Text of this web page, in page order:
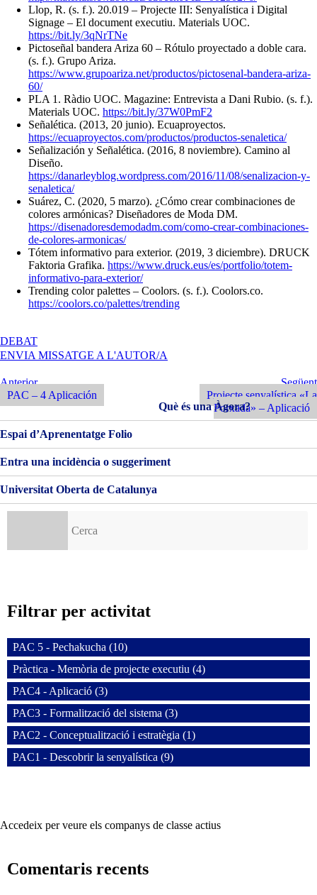
Llop, R. (s. f.). 20.019 – Projecte III: Senyalística i Digital
Signage – El document executiu. Materials UOC.
https://bit.ly/3qNrTNe
Pictoseñal bandera Ariza 60 – Rótulo proyectado a doble cara.
(s. f.). Grupo Ariza.
https://www.grupoariza.net/productos/pictosenal-bandera-ariza-
60/
PLA 1. Ràdio UOC. Magazine: Entrevista a Dani Rubio. (s. f.).
Materials UOC. https://bit.ly/37W0PmF2
Señalética. (2013, 20 junio). Ecuaproyectos.
https://ecuaproyectos.com/productos/productos-senaletica/
Señalización y Señalética. (2016, 8 noviembre). Camino al
Diseño.
https://danarleyblog.wordpress.com/2016/11/08/senalizacion-y-
senaletica/
Suárez, C. (2020, 5 marzo). ¿Cómo crear combinaciones de
colores armónicas? Diseñadores de Moda DM.
https://disenadoresdemodadm.com/como-crear-combinaciones-
de-colores-armonicas/
Tótem informativo para exterior. (2019, 3 diciembre). DRUCK
Faktoria Grafika. https://www.druck.eus/es/portfolio/totem-
informativo-para-exterior/
Trending color palettes – Coolors. (s. f.). Coolors.co.
https://coolors.co/palettes/trending
DEBATA
PAC
|
APLICACIÓ
ENVIA MISSATGE A L'AUTOR/A
Navegació
d'entrades
Entrada
Anterior
Anterior
PAC – 4 Aplicación
Següent
Entrada
Següent
Projecte senyalística «La
Porxada» – Aplicació
Què és una Àgora?
Espai d’Aprenentatge Folio
Entra una incidència o suggeriment
Universitat Oberta de Catalunya
Filtrar per activitat
PAC 5 - Pechakucha (10)
Pràctica - Memòria de projecte executiu (4)
PAC4 - Aplicació (3)
PAC3 - Formalització del sistema (3)
PAC2 - Conceptualització i estratègia (1)
PAC1 - Descobrir la senyalística (9)
Accedeix per veure els companys de classe actius
Comentaris recents